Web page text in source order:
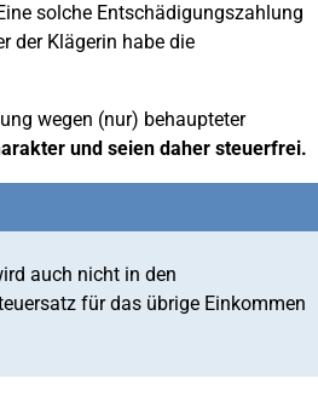
solche Entschädigungszahlung
der Klägerin habe die
wegen (nur) behaupteter
und seien daher steuerfrei.
auch nicht in den
für das übrige Einkommen